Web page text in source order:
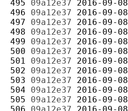
495 09a12e37 2016-09-08
496 09a12e37 2016-09-08
497 09a12e37 2016-09-08
498 09a12e37 2016-09-08
499 09a12e37 2016-09-08
500 09a12e37 2016-09-08
501 09a12e37 2016-09-08
502 09a12e37 2016-09-08
503 09a12e37 2016-09-08
504 09a12e37 2016-09-08
505 09a12e37 2016-09-08